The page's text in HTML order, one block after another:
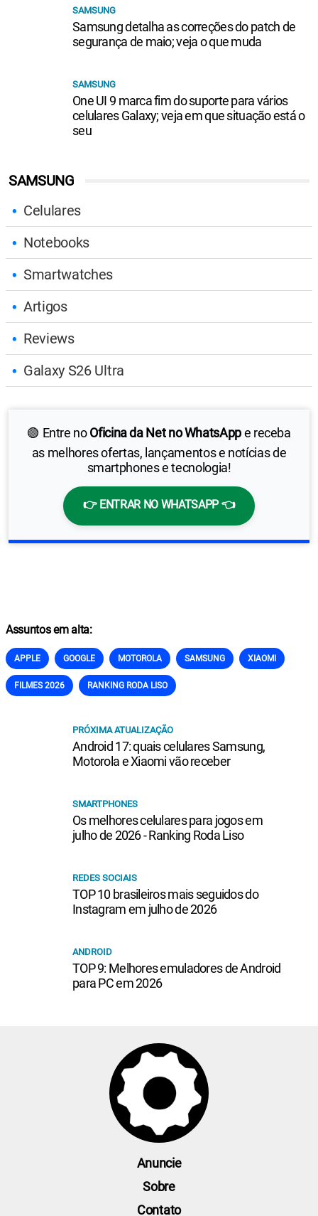
SAMSUNG
Celulares
Notebooks
Smartwatches
Artigos
Reviews
Galaxy S26 Ultra
🟢 Entre noOficina da Net no WhatsAppe receba
as melhores ofertas, lançamentos e notícias de
smartphones e tecnologia!
👉 ENTRAR NO WHATSAPP 👈
SAMSUNG
Samsung detalha as correções do patch de
segurança de maio; veja o que muda
SAMSUNG
One UI 9 marca fim do suporte para vários
celulares Galaxy; veja em que situação está o
seu
Assuntos em alta:
APPLE GOOGLE MOTOROLA SAMSUNG XIAOMI
FILMES 2026 RANKING RODA LISO
PRÓXIMA ATUALIZAÇÃO
Android 17: quais celulares Samsung,
Motorola e Xiaomi vão receber
SMARTPHONES
Os melhores celulares para jogos em
julho de 2026 - Ranking Roda Liso
REDES SOCIAIS
TOP 10 brasileiros mais seguidos do
Instagram em julho de 2026
ANDROID
TOP 9: Melhores emuladores de Android
para PC em 2026
Anuncie
Sobre
Contato